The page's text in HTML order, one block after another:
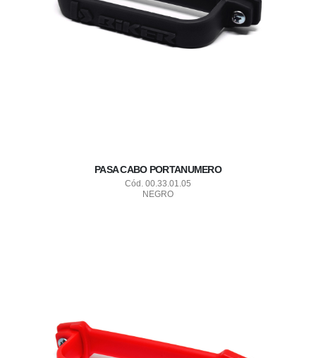
PASA CABO PORTANUMERO
Cód. 00.33.01.05
NEGRO